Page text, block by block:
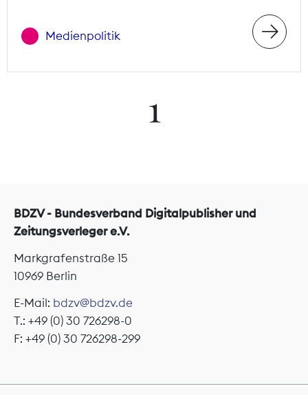
Medienpolitik
1
BDZV - Bundesverband Digitalpublisher und
Zeitungsverleger e.V.
Markgrafenstraße 15
10969 Berlin
E-Mail: bdzv@bdzv.de
T.: +49 (0) 30 726298-0
F: +49 (0) 30 726298-299